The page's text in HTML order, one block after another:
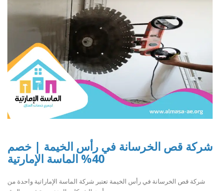
شركة قص الخرسانة في رأس الخيمة | خصم
40% الماسة الإمارتية
شركة قص الخرسانة في رأس الخيمة تعتبر شركة الماسة الإماراتية واحدة من